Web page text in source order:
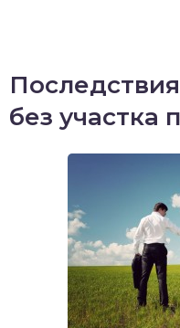
без участка